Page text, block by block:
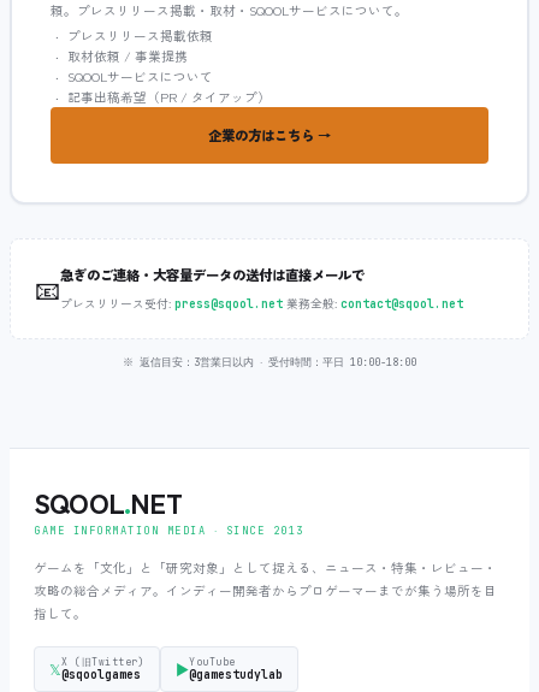
頼。プレスリリース掲載・取材・SQOOLサービスについて。
プレスリリース掲載依頼
取材依頼 / 事業提携
SQOOLサービスについて
記事出稿希望（PR / タイアップ）
企業の方はこちら →
📧急ぎのご連絡・大容量データの送付は直接メールで
プレスリリース受付: press@sqool.net 業務全般: contact@sqool.net
※ 返信目安：3営業日以内 ‧ 受付時間：平日 10:00-18:00
SQOOL.NET
GAME INFORMATION MEDIA ‧ SINCE 2013
ゲームを「文化」と「研究対象」として捉える、ニュース・特集・レビュー・
攻略の総合メディア。インディー開発者からプロゲーマーまでが集う場所を目
指して。
𝕏X (旧Twitter)
@sqoolgames ▶YouTube
@gamestudylab